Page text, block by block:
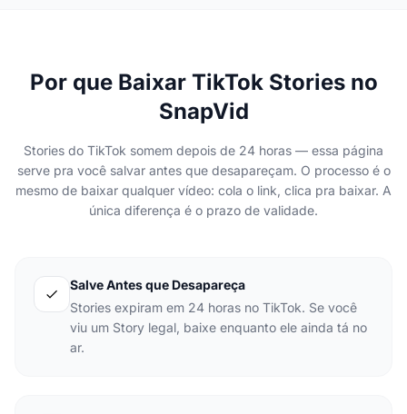
Por que Baixar TikTok Stories no
SnapVid
Stories do TikTok somem depois de 24 horas — essa página
serve pra você salvar antes que desapareçam. O processo é o
mesmo de baixar qualquer vídeo: cola o link, clica pra baixar. A
única diferença é o prazo de validade.
Salve Antes que Desapareça
Stories expiram em 24 horas no TikTok. Se você
viu um Story legal, baixe enquanto ele ainda tá no
ar.